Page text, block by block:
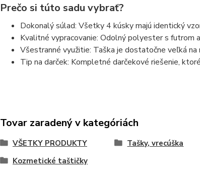
Prečo si túto sadu vybrať?
Dokonalý súlad: Všetky 4 kúsky majú identický
Kvalitné vypracovanie: Odolný polyester s futrom
Všestranné využitie: Taška je dostatočne veľká na
Tip na darček: Kompletné darčekové riešenie,
Tovar zaradený v kategóriách
VŠETKY PRODUKTY Tašky, vrecúška
Kozmetické taštičky